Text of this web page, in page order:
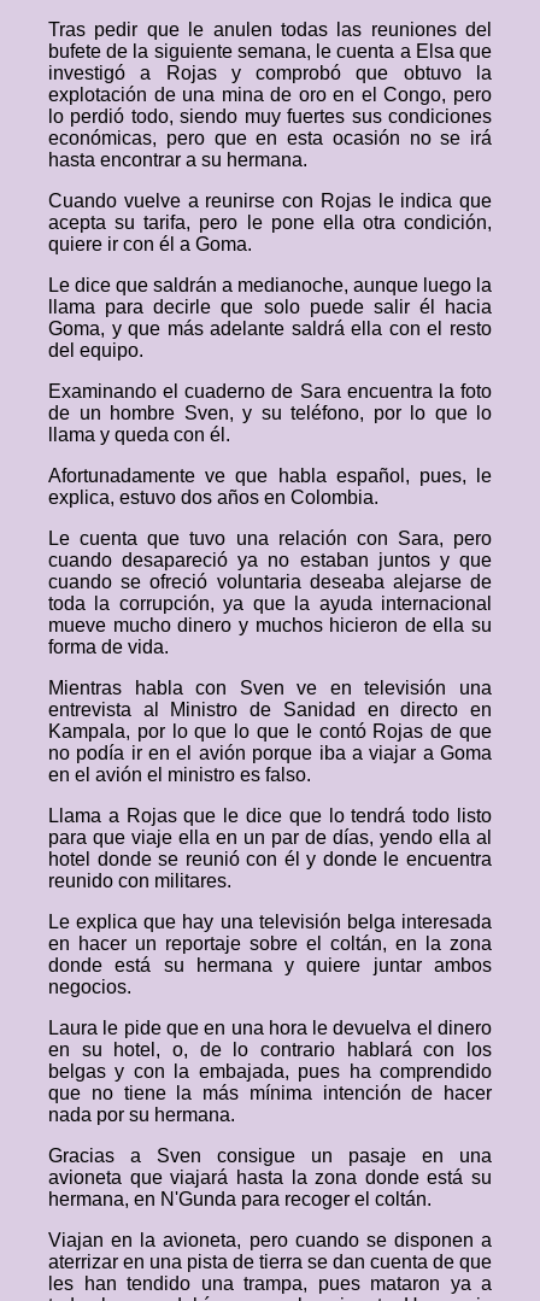
Tras pedir que le anulen todas las reuniones del
bufete de la siguiente semana, le cuenta a Elsa que
investigó a Rojas y comprobó que obtuvo la
explotación de una mina de oro en el Congo, pero
lo perdió todo, siendo muy fuertes sus condiciones
económicas, pero que en esta ocasión no se irá
hasta encontrar a su hermana.
Cuando vuelve a reunirse con Rojas le indica que
acepta su tarifa, pero le pone ella otra condición,
quiere ir con él a Goma.
Le dice que saldrán a medianoche, aunque luego la
llama para decirle que solo puede salir él hacia
Goma, y que más adelante saldrá ella con el resto
del equipo.
Examinando el cuaderno de Sara encuentra la foto
de un hombre Sven, y su teléfono, por lo que lo
llama y queda con él.
Afortunadamente ve que habla español, pues, le
explica, estuvo dos años en Colombia.
Le cuenta que tuvo una relación con Sara, pero
cuando desapareció ya no estaban juntos y que
cuando se ofreció voluntaria deseaba alejarse de
toda la corrupción, ya que la ayuda internacional
mueve mucho dinero y muchos hicieron de ella su
forma de vida.
Mientras habla con Sven ve en televisión una
entrevista al Ministro de Sanidad en directo en
Kampala, por lo que lo que le contó Rojas de que
no podía ir en el avión porque iba a viajar a Goma
en el avión el ministro es falso.
Llama a Rojas que le dice que lo tendrá todo listo
para que viaje ella en un par de días, yendo ella al
hotel donde se reunió con él y donde le encuentra
reunido con militares.
Le explica que hay una televisión belga interesada
en hacer un reportaje sobre el coltán, en la zona
donde está su hermana y quiere juntar ambos
negocios.
Laura le pide que en una hora le devuelva el dinero
en su hotel, o, de lo contrario hablará con los
belgas y con la embajada, pues ha comprendido
que no tiene la más mínima intención de hacer
nada por su hermana.
Gracias a Sven consigue un pasaje en una
avioneta que viajará hasta la zona donde está su
hermana, en N'Gunda para recoger el coltán.
Viajan en la avioneta, pero cuando se disponen a
aterrizar en una pista de tierra se dan cuenta de que
les han tendido una trampa, pues mataron ya a